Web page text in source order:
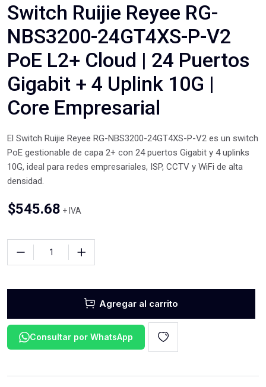
Switch Ruijie Reyee RG-
NBS3200-24GT4XS-P-V2
PoE L2+ Cloud | 24 Puertos
Gigabit + 4 Uplink 10G |
Core Empresarial
El Switch Ruijie Reyee RG-NBS3200-24GT4XS-P-V2 es un switch
PoE gestionable de capa 2+ con 24 puertos Gigabit y 4 uplinks
10G, ideal para redes empresariales, ISP, CCTV y WiFi de alta
densidad.
$545.68 + IVA
Agregar al carrito
Consultar por WhatsApp